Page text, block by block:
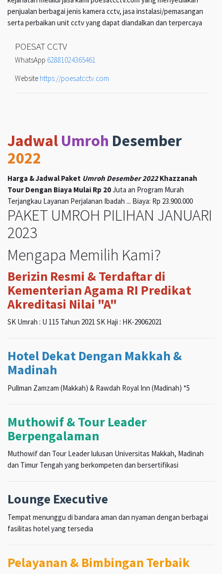
penjualan berbagai jenis kamera cctv, jasa instalasi/pemasangan
serta perbaikan unit cctv yang dapat diandalkan dan terpercaya
POESAT CCTV
WhatsApp 62881024365461
Website https://poesatcctv.com
Jadwal Umroh Desember
2022
Harga & Jadwal Paket Umroh Desember 2022Khazzanah
Tour Dengan Biaya Mulai Rp 20Juta an Program Murah
Terjangkau Layanan Perjalanan Ibadah ... Biaya: Rp 23.900.000
PAKET UMROH PILIHAN JANUARI
2023
Mengapa Memilih Kami?
Berizin Resmi & Terdaftar di
Kementerian Agama RI Predikat
Akreditasi Nilai "A"
SK Umrah : U 115 Tahun 2021 SK Haji : HK-29062021
Hotel Dekat Dengan Makkah &
Madinah
Pullman Zamzam (Makkah) & Rawdah Royal Inn (Madinah) *5
Muthowif & Tour Leader
Berpengalaman
Muthowif dan Tour Leader lulusan Universitas Makkah, Madinah
dan Timur Tengah yang berkompeten dan bersertifikasi
Lounge Executive
Tempat menunggu di bandara aman dan nyaman dengan berbagai
fasilitas hotel yang tersedia
Pelayanan & Bimbingan Terbaik